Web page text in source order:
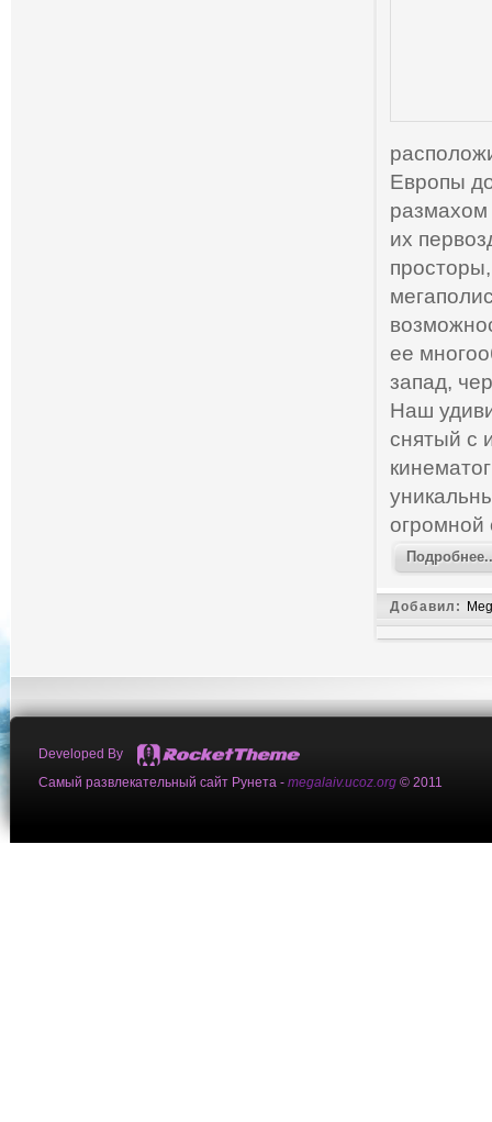
Европы
размахом
их
ее
запад,
Наш
снятый с
огромной
Добавил:
Developed By
Самый развлекательный сайт Рунета - megalaiv.ucoz.org © 2011